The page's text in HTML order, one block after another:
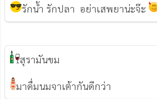
รักน้ำ รักปลา อย่าเสพยาน่ะจ๊ะ
สุรามันขม
มาดื่มนมจาเต้ากันดีกว่า